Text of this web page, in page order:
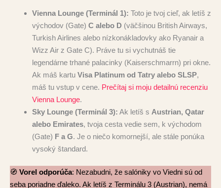
Vienna Lounge (Terminál 1): Toto je tvoj cieľ, ak letíš z
východov (Gate) C alebo D (väčšinou British Airways,
Turkish Airlines alebo nízkonákladovky ako Ryanair a
Wizz Air z Gate C). Práve tu si vychutnáš tie
legendárne trhané palacinky (Kaiserschmarrn) pri okne.
Ak máš kartu Visa Platinum od Tatry alebo SLSP,
máš tu vstup v cene. Prečítaj si moju detailnú recenziu
Vienna Lounge.
Sky Lounge (Terminál 3): Ak letíš s Austrian, Qatar
alebo Emirates, tvoja cesta vedie sem, k východom
(Gate) F a G. Je o niečo komornejší, ale stále ponúka
vysoký štandard.
🧭 Vorel odporúča: Nezabudni, že salóniky vo Viedni sú od
seba poriadne ďaleko. Ak letíš z Terminálu 3 (Austrian), nemá